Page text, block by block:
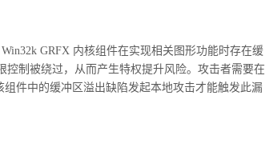
GRFX 内核组件在实现相关图形功能时存在缓
控制被绕过，从而产生特权提升风险。攻击者需要在
件中的缓冲区溢出缺陷发起本地攻击才能触发此漏